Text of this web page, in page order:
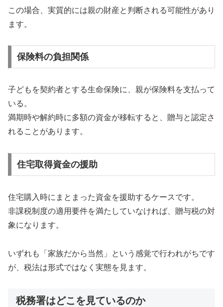
この場合、実質的には親の財産と判断される可能性があり
ます。
保険料の負担関係
子どもを契約者とする生命保険に、親が保険料を支払って
いる。
満期時や解約時に多額の資金が移転すると、贈与と認定さ
れることがあります。
住宅取得資金の援助
住宅購入時にまとまった資金を援助するケースです。
非課税制度の適用要件を満たしていなければ、贈与税の対
象になります。
いずれも「家族だから当然」という感覚で行われがちです
が、税法は形式ではなく実態を見ます。
税務署はどこを見ているのか